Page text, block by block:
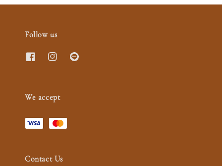
Follow us
We accept
Contact Us